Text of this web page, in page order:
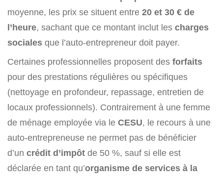
moyenne, les prix se situent entre 20 et 30 € de
l’heure, sachant que ce montant inclut les charges
sociales que l’auto-entrepreneur doit payer.
Certaines professionnelles proposent des forfaits
pour des prestations régulières ou spécifiques
(nettoyage en profondeur, repassage, entretien de
locaux professionnels). Contrairement à une femme
de ménage employée via le CESU, le recours à une
auto-entrepreneuse ne permet pas de bénéficier
d’un crédit d’impôt de 50 %, sauf si elle est
déclarée en tant qu’organisme de services à la